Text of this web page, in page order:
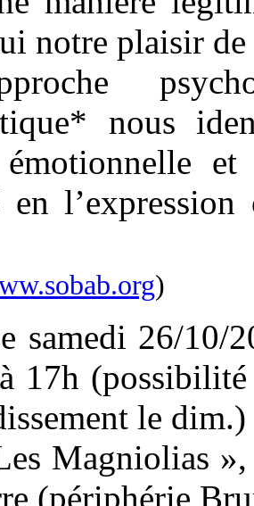
notre plaisir
nous
émotionnelle
en
)
samedi 26/10/
17h
le dim.)
Magniolias
(périphérie